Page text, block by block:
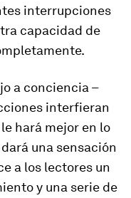
interrupciones
capacidad de
a conciencia –
interfieran
hará mejor en lo
una sensación
a los lectores un
y una serie de